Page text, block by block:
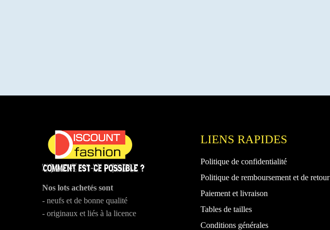
Nos lots achetés sont
- neufs et de bonne qualité
- originaux et liés à la licence
LIENS RAPIDES
Politique de confidentialité
Politique de remboursement et de retour
Paiement et livraison
Tables de tailles
Conditions générales